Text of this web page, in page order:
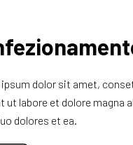
dolor sit amet,
ut labore et dolore magna
dolores et ea.